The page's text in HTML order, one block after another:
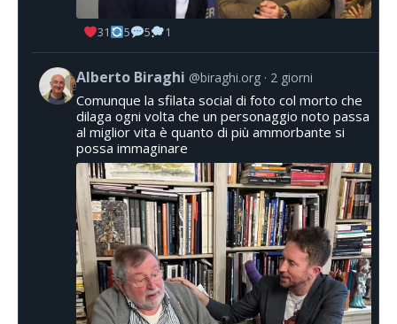
31 5 5 1
Alberto Biraghi @biraghi.org 2 giorni
Comunque la sfilata social di foto col morto che
dilaga ogni volta che un personaggio noto passa
al miglior vita è quanto di più ammorbante si
possa immaginare